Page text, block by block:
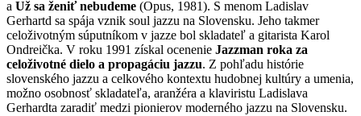
a Už sa ženiť nebudeme (Opus, 1981). S menom Ladislav
Gerhartd sa spája vznik soul jazzu na Slovensku. Jeho takmer
celoživotným súputníkom v jazze bol skladateľ a gitarista Karol
Ondreička. V roku 1991 získal ocenenie Jazzman roka za
celoživotné dielo a propagáciu jazzu. Z pohľadu histórie
slovenského jazzu a celkového kontextu hudobnej kultúry a umenia,
možno osobnosť skladateľa, aranžéra a klaviristu Ladislava
Gerhardta zaradiť medzi pionierov moderného jazzu na Slovensku.